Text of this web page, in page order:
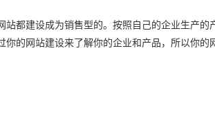
都建设成为销售型的。按照自己的企业生产的
的网站建设来了解你的企业和产品，所以你的